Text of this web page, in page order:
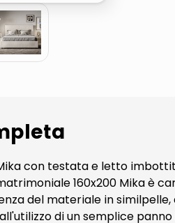
con testata e letto
160x200 Mika è
del materiale in
di un semplice